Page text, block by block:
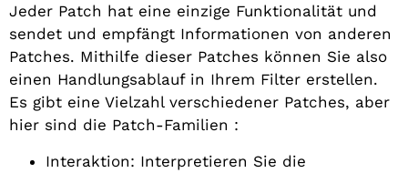
Jeder Patch hat eine einzige Funktionalität und
sendet und empfängt Informationen von anderen
Patches. Mithilfe dieser Patches können Sie also
einen Handlungsablauf in Ihrem Filter erstellen.
Es gibt eine Vielzahl verschiedener Patches, aber
hier sind die Patch-Familien :
Interaktion: Interpretieren Sie die